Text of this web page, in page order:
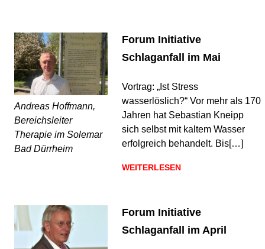
Andreas Hoffmann,
Bereichsleiter
Therapie im Solemar
Bad Dürrheim
Forum Initiative
Schlaganfall im Mai
Vortrag: „Ist Stress
wasserlöslich?“ Vor mehr als 170
Jahren hat Sebastian Kneipp
sich selbst mit kaltem Wasser
erfolgreich behandelt. Bis[…]
WEITERLESEN
Forum Initiative
Schlaganfall im April